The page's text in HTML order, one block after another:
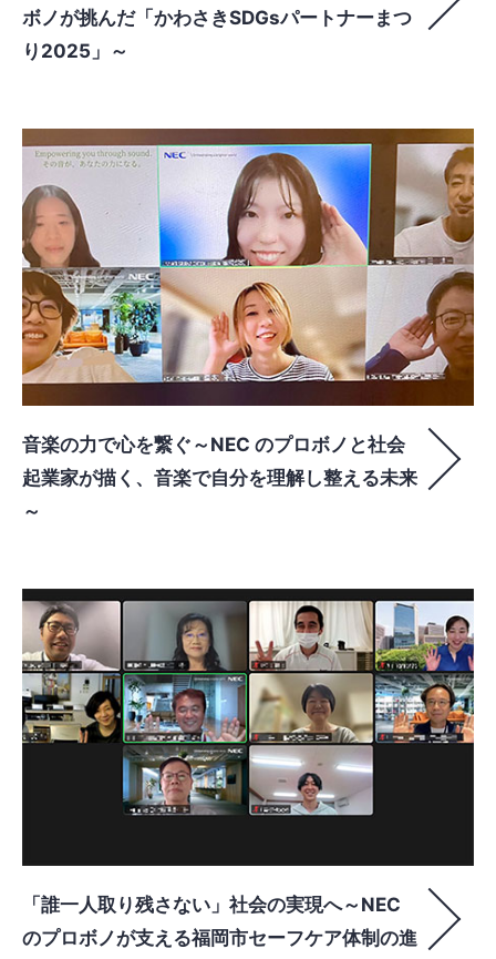
ボノが挑んだ「かわさきSDGsパートナーまつ
り2025」～
音楽の力で心を繋ぐ～NEC のプロボノと社会
起業家が描く、音楽で自分を理解し整える未来
～
「誰一人取り残さない」社会の実現へ～NEC
のプロボノが支える福岡市セーフケア体制の進